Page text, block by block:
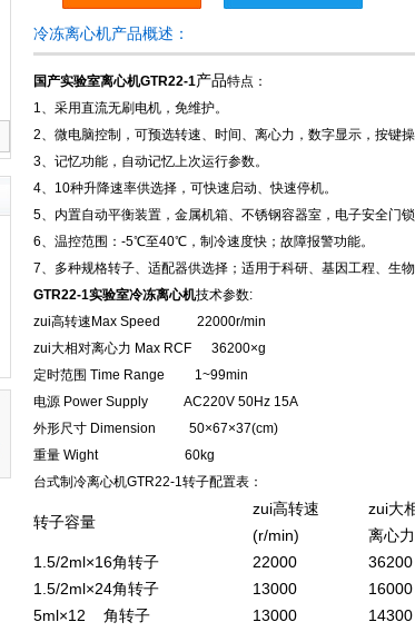
冷冻离心机产品概述：
国产实验室离心机GTR22-1产品特点：
1、采用直流无刷电机，免维护。
2、微电脑控制，可预选转速、时间、离心力，数字显示，按键操
3、记忆功能，自动记忆上次运行参数。
4、10种升降速率供选择，可快速启动、快速停机。
5、内置自动平衡装置，金属机箱、不锈钢容器室，电子安全门
6、温控范围：-5℃至40℃，制冷速度快；故障报警功能。
7、多种规格转子、适配器供选择；适用于科研、基因工程、生物
GTR22-1实验室冷冻离心机技术参数:
zui高转速Max Speed 22000r/min
zui大相对离心力 Max RCF 36200×g
定时范围 Time Range 1~99min
电源 Power Supply AC220V 50Hz 15A
外形尺寸 Dimension 50×67×37(cm)
重量 Wight 60kg
台式制冷离心机GTR22-1转子配置表：
转子容量
zui高转速
(r/min)
zui大
离心力
1.5/2ml×16角转子 22000 36200
1.5/2ml×24角转子
13000 16000
5ml×12 角转子
13000 14300